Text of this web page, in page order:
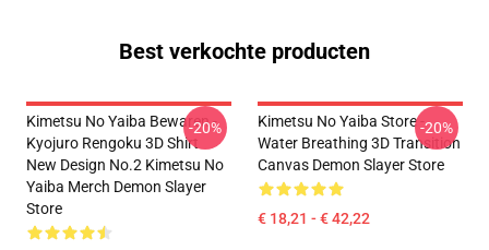
Best verkochte producten
Kimetsu No Yaiba Bewaren -
Kyojuro Rengoku 3D Shirt
New Design No.2 Kimetsu No
Yaiba Merch Demon Slayer
Store
-20%
Kimetsu No Yaiba Store -
Water Breathing 3D Transition
Canvas Demon Slayer Store
€ 18,21 - € 42,22
-20%